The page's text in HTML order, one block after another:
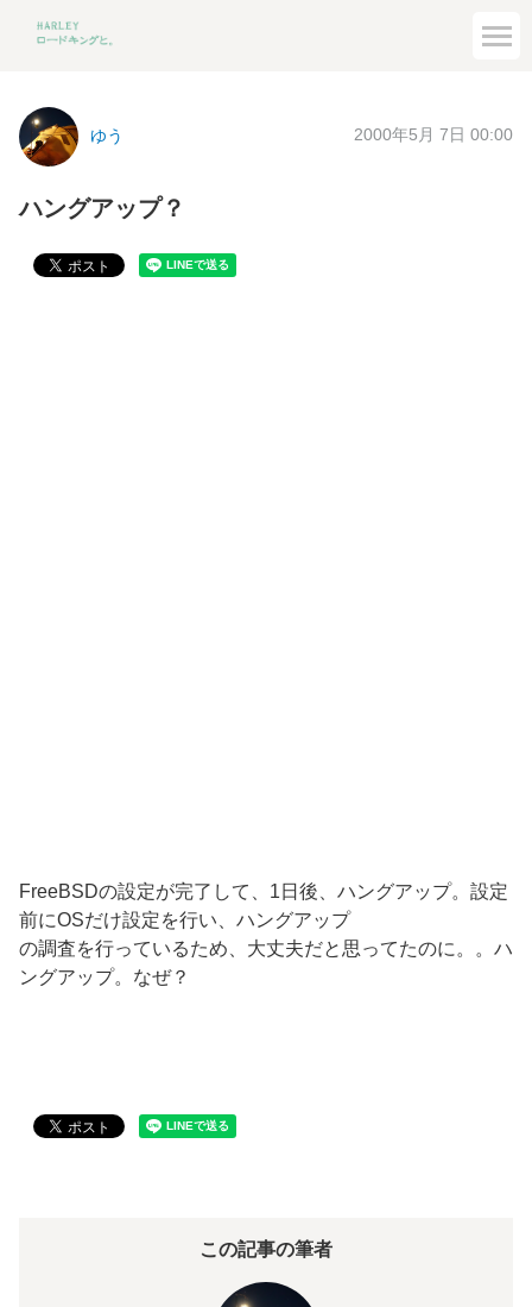
ゆう 2000年5月 7日 00:00
ハングアップ？
FreeBSDの設定が完了して、1日後、ハングアップ。設定
前にOSだけ設定を行い、ハングアップ
の調査を行っているため、大丈夫だと思ってたのに。。ハ
ングアップ。なぜ？
この記事の筆者